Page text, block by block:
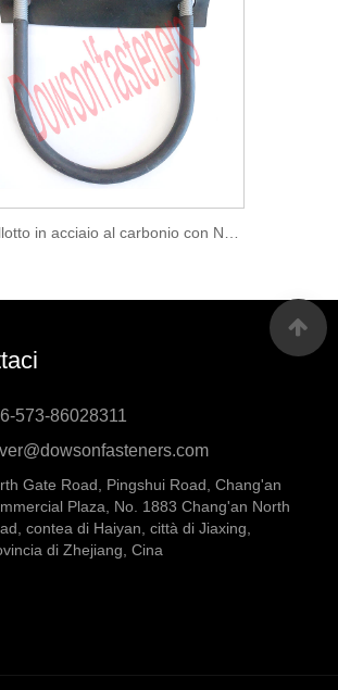
573-86028311
Gate Road, Pingshui Road, Chang'an
Plaza, No. 1883 Chang'an North
contea di Haiyan, città di Jiaxing,
di Zhejiang, Cina